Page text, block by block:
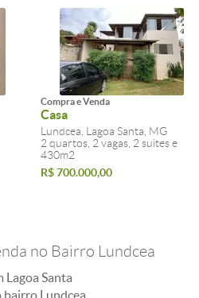
Compra e Venda
Casa
Lundcea, Lagoa Santa, MG
2 quartos, 2 vagas, 2 suites e
430m2
R$ 700.000,00
no Bairro Lundcea
Lagoa Santa
Lundcea